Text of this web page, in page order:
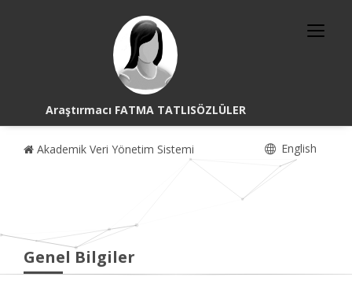
Araştırmacı FATMA TATLISÖZLÜLER
Akademik Veri Yönetim Sistemi English
Genel Bilgiler